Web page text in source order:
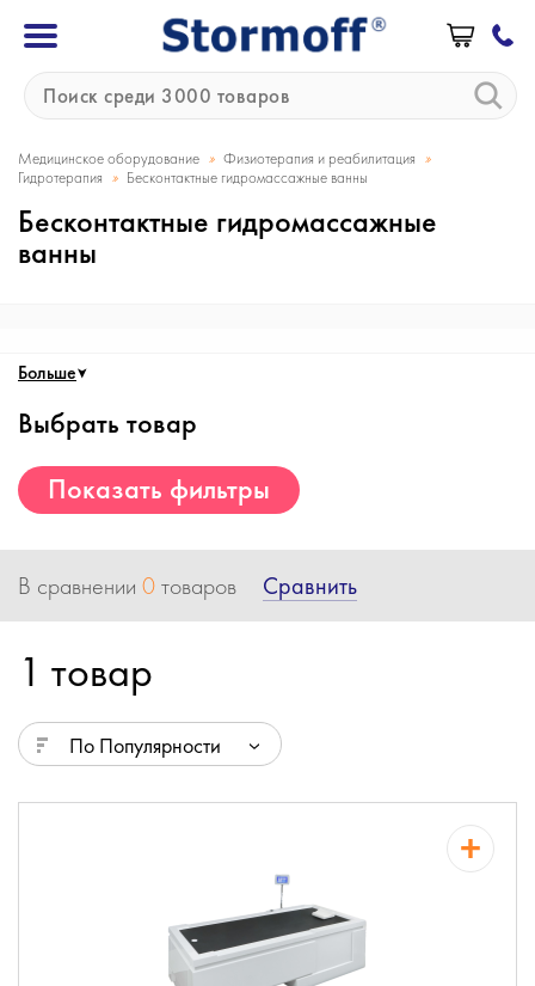
Медицинское оборудование » Физиотерапия и реабилитация »
Гидротерапия » Бесконтактные гидромассажные ванны
Бесконтактные гидромассажные
ванны
Больше
Выбрать товар
Показать фильтры
В сравнении 0товаров Сравнить
1 товар
По Популярности